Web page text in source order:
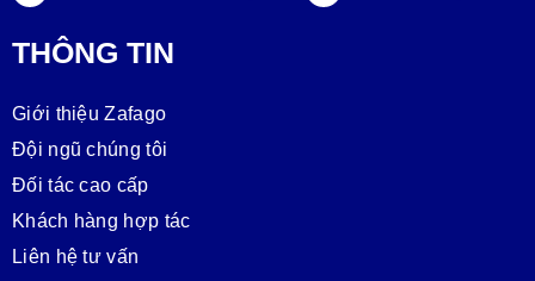
THÔNG TIN
Giới thiệu Zafago
Đội ngũ chúng tôi
Đối tác cao cấp
Khách hàng hợp tác
Liên hệ tư vấn